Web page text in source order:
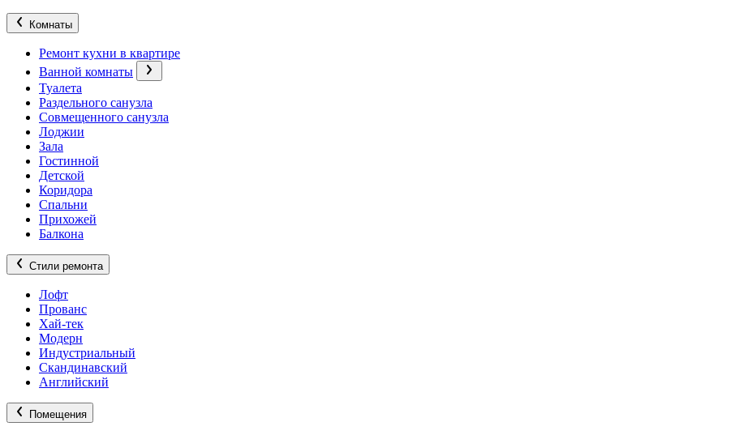
Комнаты
Ремонт кухни в квартире
Ванной комнаты
Туалета
Раздельного санузла
Совмещенного санузла
Лоджии
Зала
Гостинной
Детской
Коридора
Спальни
Прихожей
Балкона
Стили ремонта
Лофт
Прованс
Хай-тек
Модерн
Индустриальный
Скандинавский
Английский
Помещения